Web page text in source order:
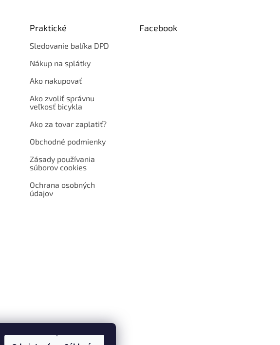
Praktické
Sledovanie balíka DPD
Nákup na splátky
Ako nakupovať
Ako zvoliť správnu
veľkosť bicykla
Ako za tovar zaplatiť?
Obchodné podmienky
Zásady používania
súborov cookies
Ochrana osobných
údajov
Facebook